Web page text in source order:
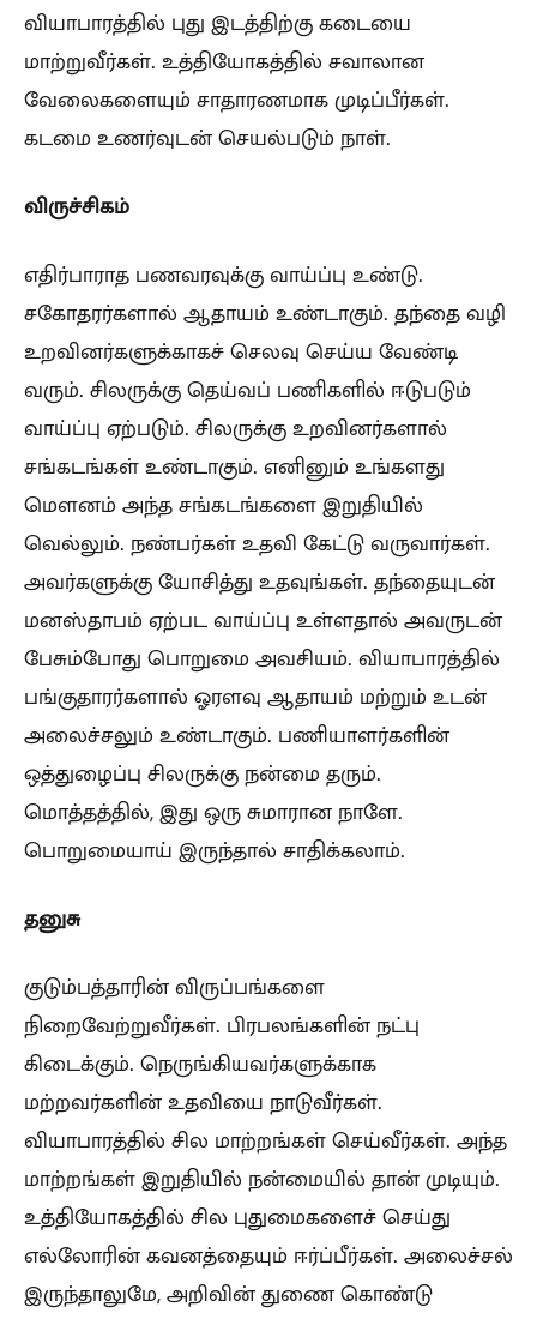
வியாபாரத்தில் புது இடத்திற்கு கடையை
மாற்றுவீர்கள். உத்தியோகத்தில் சவாலான
வேலைகளையும் சாதாரணமாக முடிப்பீர்கள்.
கடமை உணர்வுடன் செயல்படும் நாள்.
விருச்சிகம்
எதிர்பாராத பணவரவுக்கு வாய்ப்பு உண்டு.
சகோதரர்களால் ஆதாயம் உண்டாகும். தந்தை வழி
உறவினர்களுக்காகச் செலவு செய்ய வேண்டி
வரும். சிலருக்கு தெய்வப் பணிகளில் ஈடுபடும்
வாய்ப்பு ஏற்படும். சிலருக்கு உறவினர்களால்
சங்கடங்கள் உண்டாகும். எனினும் உங்களது
மௌனம் அந்த சங்கடங்களை இறுதியில்
வெல்லும். நண்பர்கள் உதவி கேட்டு வருவார்கள்.
அவர்களுக்கு யோசித்து உதவுங்கள். தந்தையுடன்
மனஸ்தாபம் ஏற்பட வாய்ப்பு உள்ளதால் அவருடன்
பேசும்போது பொறுமை அவசியம். வியாபாரத்தில்
பங்குதாரர்களால் ஓரளவு ஆதாயம் மற்றும் உடன்
அலைச்சலும் உண்டாகும். பணியாளர்களின்
ஒத்துழைப்பு சிலருக்கு நன்மை தரும்.
மொத்தத்தில், இது ஒரு சுமாரான நாளே.
பொறுமையாய் இருந்தால் சாதிக்கலாம்.
தனுசு
குடும்பத்தாரின் விருப்பங்களை
நிறைவேற்றுவீர்கள். பிரபலங்களின் நட்பு
கிடைக்கும். நெருங்கியவர்களுக்காக
மற்றவர்களின் உதவியை நாடுவீர்கள்.
வியாபாரத்தில் சில மாற்றங்கள் செய்வீர்கள். அந்த
மாற்றங்கள் இறுதியில் நன்மையில் தான் முடியும்.
உத்தியோகத்தில் சில புதுமைகளைச் செய்து
எல்லோரின் கவனத்தையும் ஈர்ப்பீர்கள். அலைச்சல்
இருந்தாலுமே, அறிவின் துணை கொண்டு